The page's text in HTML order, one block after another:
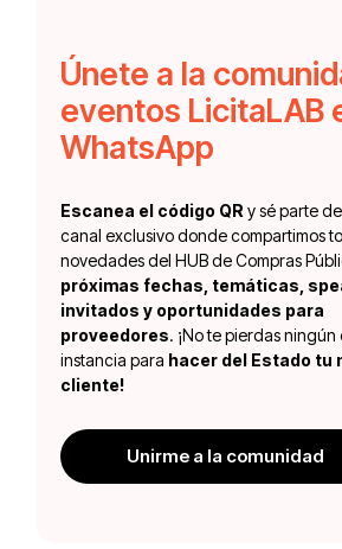
Únete a la
eventos LicitaLAB
WhatsApp
Escanea el código QR y sé parte
canal exclusivo donde compartimos
novedades del HUB de Compras
próximas fechas, temáticas,
invitados y oportunidades para
proveedores. ¡No te pierdas ningún
instancia para hacer del Estado tu
cliente!
Unirme a la comunidad